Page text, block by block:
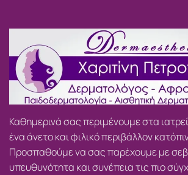
Καθημερινά σας περιμένουμε στα
ένα άνετο και φιλικό περιβάλλον
Προσπαθούμε να σας παρέχουμε με
υπευθυνότητα και συνέπεια τις πιο